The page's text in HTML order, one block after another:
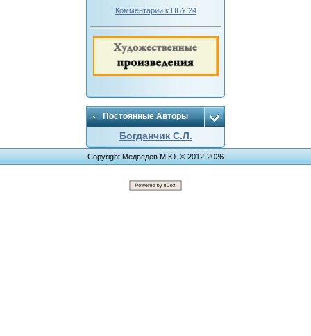
Комментарии к ПБУ 24
Постоянные Авторы
Богданчик С.Л.
Copyright Медведев М.Ю. © 2012-2026